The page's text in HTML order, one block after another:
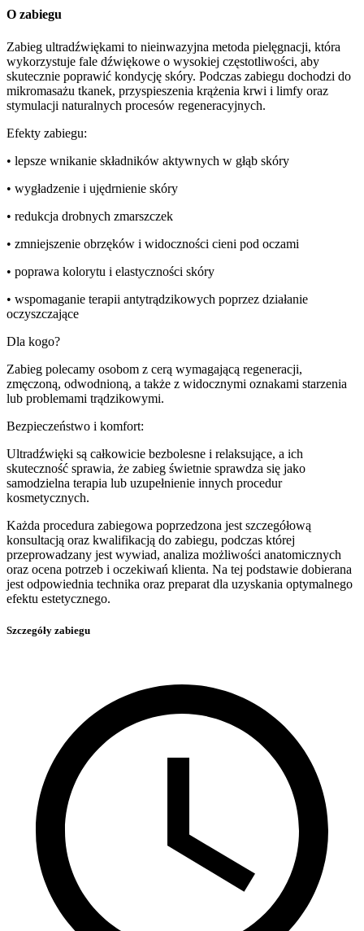
O zabiegu
Zabieg ultradźwiękami to nieinwazyjna metoda pielęgnacji, która
wykorzystuje fale dźwiękowe o wysokiej częstotliwości, aby
skutecznie poprawić kondycję skóry. Podczas zabiegu dochodzi do
mikromasażu tkanek, przyspieszenia krążenia krwi i limfy oraz
stymulacji naturalnych procesów regeneracyjnych.
Efekty zabiegu:
• lepsze wnikanie składników aktywnych w głąb skóry
• wygładzenie i ujędrnienie skóry
• redukcja drobnych zmarszczek
• zmniejszenie obrzęków i widoczności cieni pod oczami
• poprawa kolorytu i elastyczności skóry
• wspomaganie terapii antytrądzikowych poprzez działanie
oczyszczające
Dla kogo?
Zabieg polecamy osobom z cerą wymagającą regeneracji,
zmęczoną, odwodnioną, a także z widocznymi oznakami starzenia
lub problemami trądzikowymi.
Bezpieczeństwo i komfort:
Ultradźwięki są całkowicie bezbolesne i relaksujące, a ich
skuteczność sprawia, że zabieg świetnie sprawdza się jako
samodzielna terapia lub uzupełnienie innych procedur
kosmetycznych.
Każda procedura zabiegowa poprzedzona jest szczegółową
konsultacją oraz kwalifikacją do zabiegu, podczas której
przeprowadzany jest wywiad, analiza możliwości anatomicznych
oraz ocena potrzeb i oczekiwań klienta. Na tej podstawie dobierana
jest odpowiednia technika oraz preparat dla uzyskania optymalnego
efektu estetycznego.
Szczegóły zabiegu